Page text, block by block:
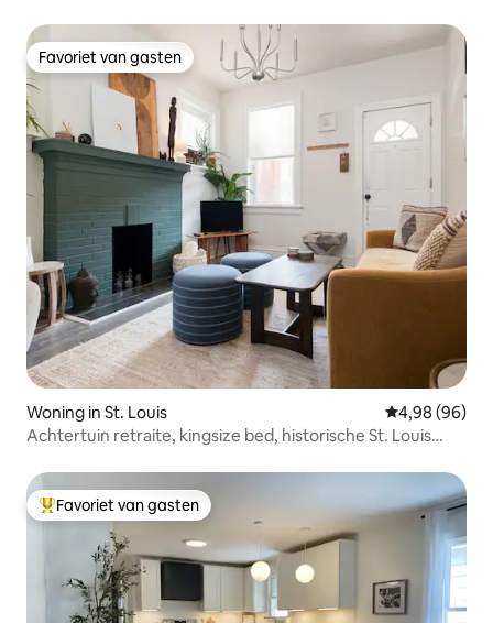
Favoriet van gasten
Favoriet van gasten
Woning in St. Louis Gemiddelde
4,98 (96)
Achtertuin retraite, kingsize bed, historische St. Louis
Topfavoriet van gasten
Favoriet van gasten